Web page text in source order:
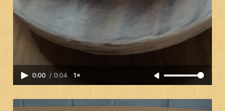
0:00 / 0:04 1×